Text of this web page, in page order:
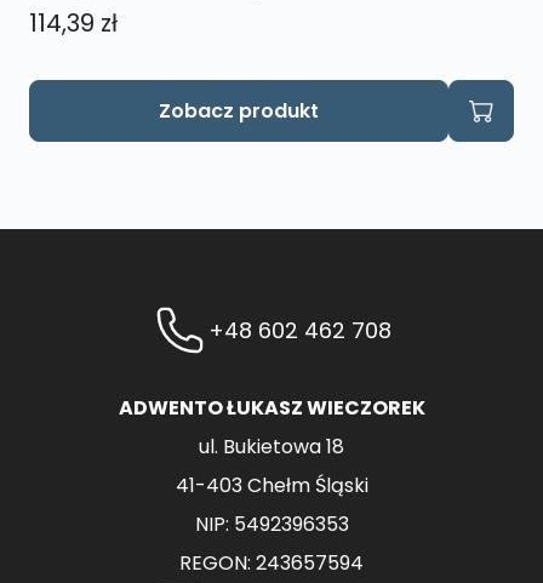
114,39 zł
Zobacz produkt
+48 602 462 708
ADWENTO ŁUKASZ WIECZOREK
ul. Bukietowa 18
41-403 Chełm Śląski
NIP: 5492396353
REGON: 243657594